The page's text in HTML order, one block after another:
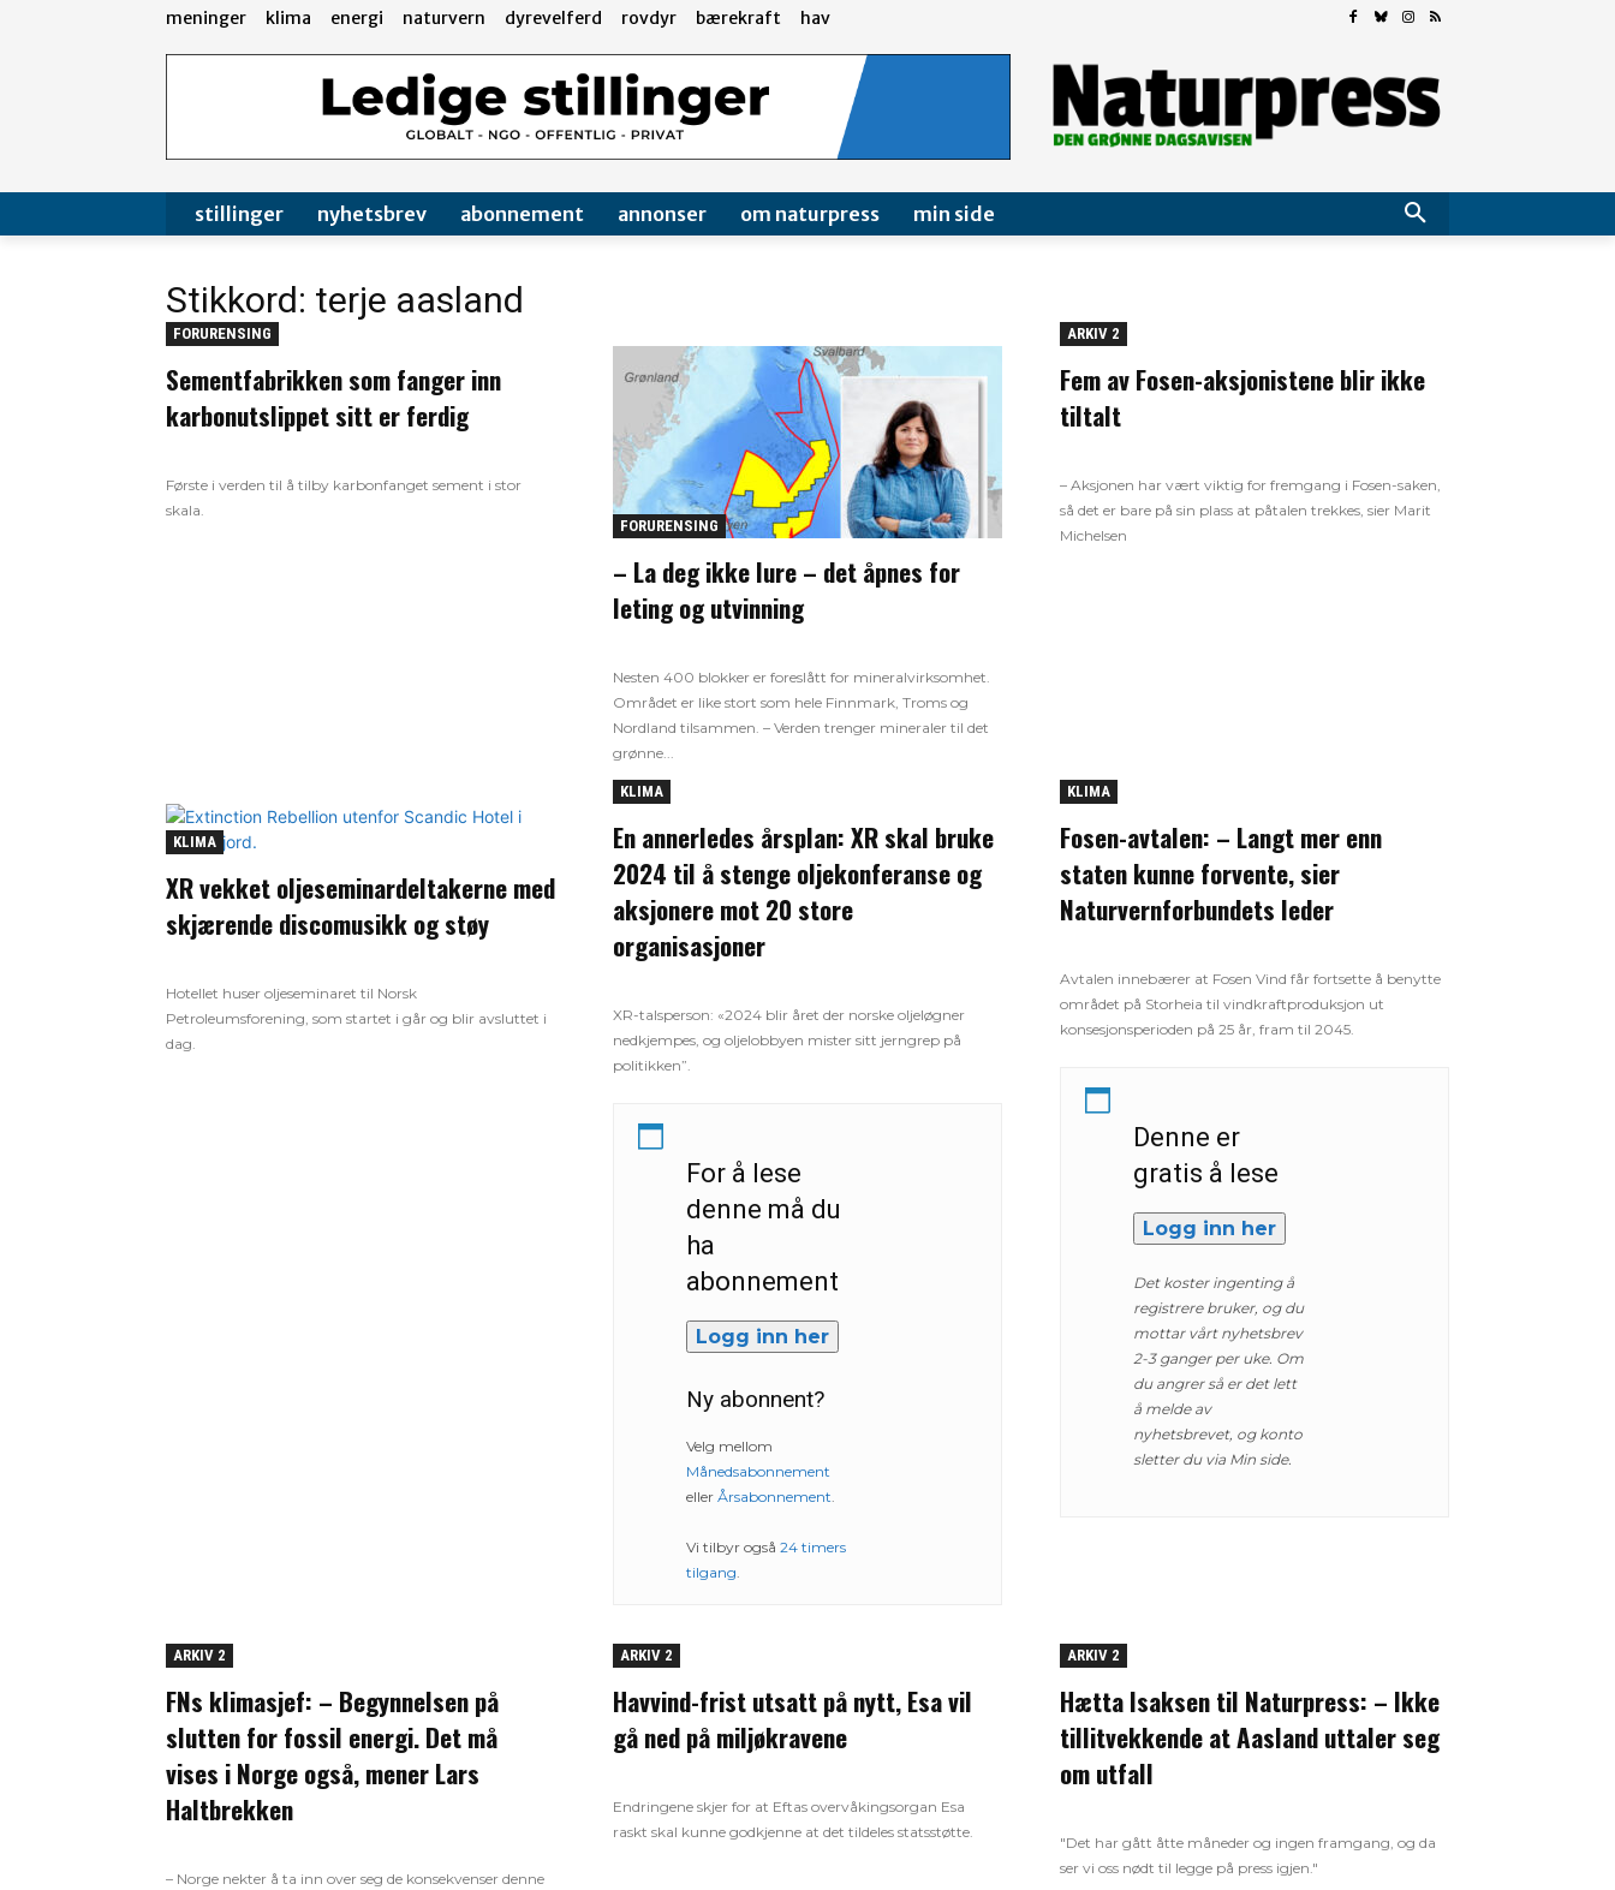
meninger klima energi naturvern dyrevelferd rovdyr bærekraft hav
stillinger nyhetsbrev abonnement annonser om naturpress min side
Stikkord: terje aasland
FORURENSING
Sementfabrikken som fanger inn
karbonutslippet sitt er ferdig
Første i verden til å tilby karbonfanget sement i stor
skala.
FORURENSING
– La deg ikke lure – det åpnes for
leting og utvinning
Nesten 400 blokker er foreslått for mineralvirksomhet.
Området er like stort som hele Finnmark, Troms og
Nordland tilsammen. – Verden trenger mineraler til det
grønne...
ARKIV 2
Fem av Fosen-aksjonistene blir ikke
tiltalt
– Aksjonen har vært viktig for fremgang i Fosen-saken,
så det er bare på sin plass at påtalen trekkes, sier Marit
Michelsen
KLIMA
XR vekket oljeseminardeltakerne med
skjærende discomusikk og støy
Hotellet huser oljeseminaret til Norsk
Petroleumsforening, som startet i går og blir avsluttet i
dag.
KLIMA
En annerledes årsplan: XR skal bruke
2024 til å stenge oljekonferanse og
aksjonere mot 20 store
organisasjoner
XR-talsperson: «2024 blir året der norske oljeløgner
nedkjempes, og oljelobbyen mister sitt jerngrep på
politikken”.
For å lese
denne må du
ha
abonnement
Logg inn her
Ny abonnent?
Velg mellom
Månedsabonnement
eller Årsabonnement.
Vi tilbyr også 24 timers
tilgang.
KLIMA
Fosen-avtalen: – Langt mer enn
staten kunne forvente, sier
Naturvernforbundets leder
Avtalen innebærer at Fosen Vind får fortsette å benytte
området på Storheia til vindkraftproduksjon ut
konsesjonsperioden på 25 år, fram til 2045.
Denne er
gratis å lese
Logg inn her
Det koster ingenting å
registrere bruker, og du
mottar vårt nyhetsbrev
2-3 ganger per uke. Om
du angrer så er det lett
å melde av
nyhetsbrevet, og konto
sletter du via Min side.
ARKIV 2
FNs klimasjef: – Begynnelsen på
slutten for fossil energi. Det må
vises i Norge også, mener Lars
Haltbrekken
– Norge nekter å ta inn over seg de konsekvenser denne
ARKIV 2
Havvind-frist utsatt på nytt, Esa vil
gå ned på miljøkravene
Endringene skjer for at Eftas overvåkingsorgan Esa
raskt skal kunne godkjenne at det tildeles statsstøtte.
ARKIV 2
Hætta Isaksen til Naturpress: – Ikke
tillitvekkende at Aasland uttaler seg
om utfall
"Det har gått åtte måneder og ingen framgang, og da
ser vi oss nødt til legge på press igjen."